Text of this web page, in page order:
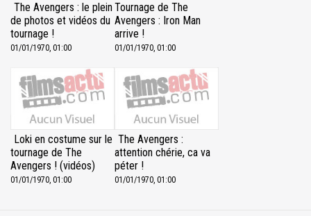
The Avengers : le plein
de photos et vidéos du
tournage !
01/01/1970, 01:00
Tournage de The
Avengers : Iron Man
arrive !
01/01/1970, 01:00
Loki en costume sur le
tournage de The
Avengers ! (vidéos)
01/01/1970, 01:00
The Avengers :
attention chérie, ca va
péter !
01/01/1970, 01:00